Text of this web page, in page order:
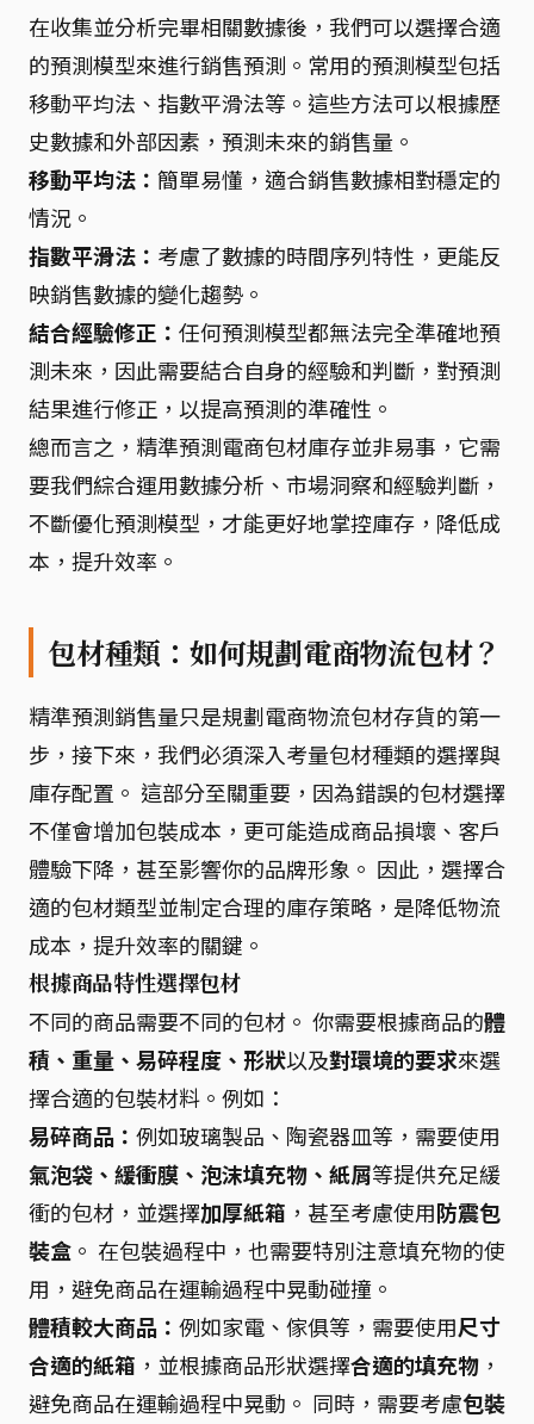
在收集並分析完畢相關數據後，我們可以選擇合適
的預測模型來進行銷售預測。常用的預測模型包括
移動平均法、指數平滑法等。這些方法可以根據歷
史數據和外部因素，預測未來的銷售量。
移動平均法： 簡單易懂，適合銷售數據相對穩定的
情況。
指數平滑法： 考慮了數據的時間序列特性，更能反
映銷售數據的變化趨勢。
結合經驗修正： 任何預測模型都無法完全準確地預
測未來，因此需要結合自身的經驗和判斷，對預測
結果進行修正，以提高預測的準確性。
總而言之，精準預測電商包材庫存並非易事，它需
要我們綜合運用數據分析、市場洞察和經驗判斷，
不斷優化預測模型，才能更好地掌控庫存，降低成
本，提升效率。
包材種類：如何規劃電商物流包材？
精準預測銷售量只是規劃電商物流包材存貨的第一
步，接下來，我們必須深入考量包材種類的選擇與
庫存配置。 這部分至關重要，因為錯誤的包材選擇
不僅會增加包裝成本，更可能造成商品損壞、客戶
體驗下降，甚至影響你的品牌形象。 因此，選擇合
適的包材類型並制定合理的庫存策略，是降低物流
成本，提升效率的關鍵。
根據商品特性選擇包材
不同的商品需要不同的包材。 你需要根據商品的體
積、重量、易碎程度、形狀以及對環境的要求來選
擇合適的包裝材料。例如：
易碎商品： 例如玻璃製品、陶瓷器皿等，需要使用
氣泡袋、緩衝膜、泡沫填充物、紙屑等提供充足緩
衝的包材，並選擇加厚紙箱 ，甚至考慮使用防震包
裝盒 。 在包裝過程中，也需要特別注意填充物的使
用，避免商品在運輸過程中晃動碰撞。
體積較大商品： 例如家電、傢俱等，需要使用尺寸
合適的紙箱 ，並根據商品形狀選擇合適的填充物 ，
避免商品在運輸過程中晃動。 同時，需要考慮包裝